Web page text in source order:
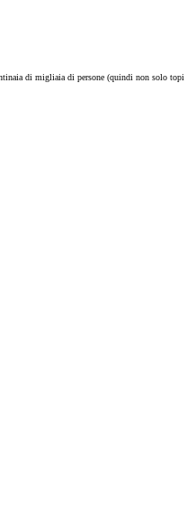
di migliaia di persone (quindi non solo topi